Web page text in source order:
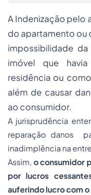
A Indenização pelo
do apartamento ou
impossibilidade
imóvel que
residência ou
além de causar
ao consumidor.
A jurisprudência
reparação danos
inadimplência na
Assim, o consumidor
por lucros
auferindo lucro com